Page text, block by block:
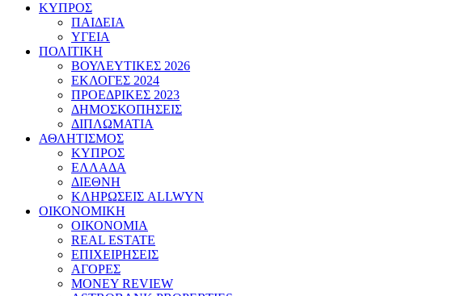
ΚΥΠΡΟΣ
ΠΑΙΔΕΙΑ
ΥΓΕΙΑ
ΠΟΛΙΤΙΚΗ
ΒΟΥΛΕΥΤΙΚΕΣ 2026
ΕΚΛΟΓΕΣ 2024
ΠΡΟΕΔΡΙΚΕΣ 2023
ΔΗΜΟΣΚΟΠΗΣΕΙΣ
ΔΙΠΛΩΜΑΤΙΑ
ΑΘΛΗΤΙΣΜΟΣ
ΚΥΠΡΟΣ
ΕΛΛΑΔΑ
ΔΙΕΘΝΗ
ΚΛΗΡΩΣΕΙΣ ALLWYN
ΟΙΚΟΝΟΜΙΚΗ
ΟΙΚΟΝΟΜΙΑ
REAL ESTATE
ΕΠΙΧΕΙΡΗΣΕΙΣ
ΑΓΟΡΕΣ
MONEY REVIEW